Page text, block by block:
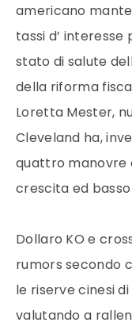
americano
tassi d’ interesse
stato di salute
della riforma
Loretta Mester,
Cleveland ha,
quattro manovre
crescita ed
Dollaro KO e
rumors secondo
le riserve cinesi
valutando a